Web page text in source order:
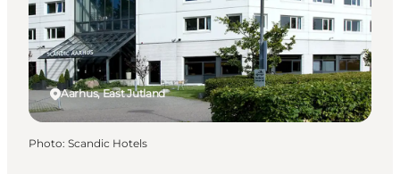
Aarhus, East Jutland
Photo: Scandic Hotels